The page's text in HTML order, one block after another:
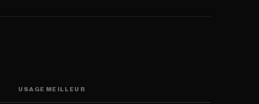
USAGE MEILLEUR